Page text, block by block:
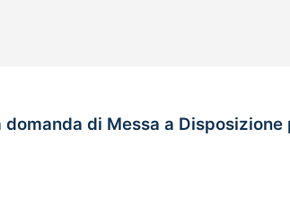
domanda di Messa a Disposizione